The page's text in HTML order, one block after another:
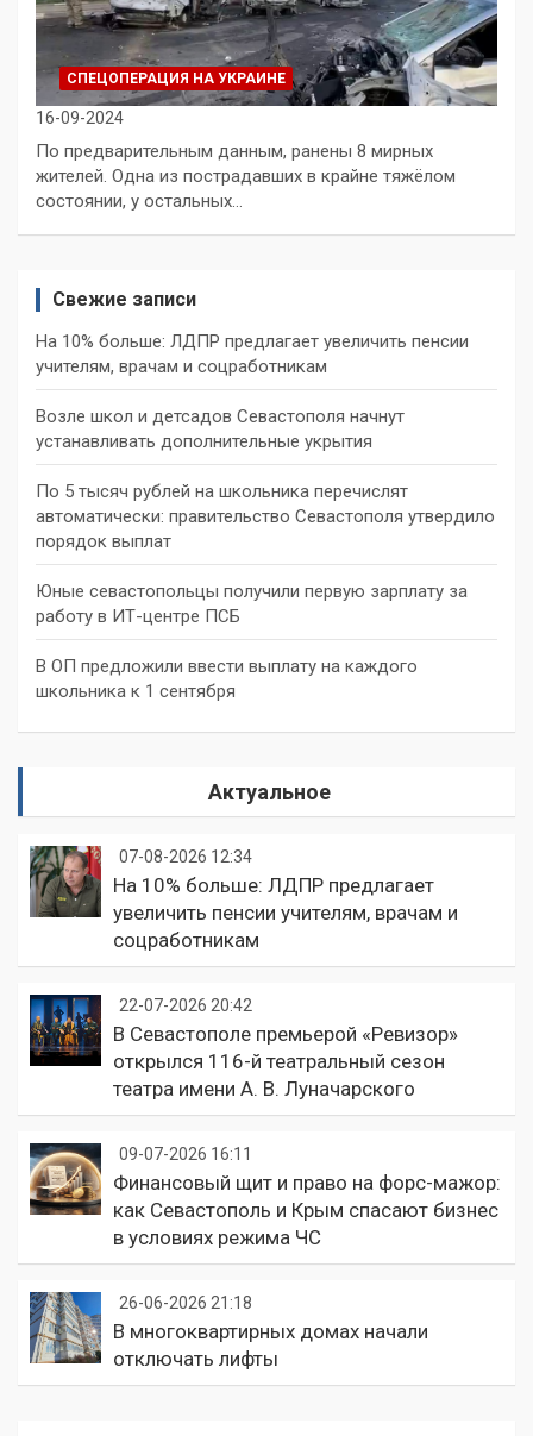
СПЕЦОПЕРАЦИЯ НА УКРАИНЕ
16-09-2024
По предварительным данным, ранены 8 мирных
жителей. Одна из пострадавших в крайне тяжёлом
состоянии, у остальных…
Свежие записи
На 10% больше: ЛДПР предлагает увеличить пенсии
учителям, врачам и соцработникам
Возле школ и детсадов Севастополя начнут
устанавливать дополнительные укрытия
По 5 тысяч рублей на школьника перечислят
автоматически: правительство Севастополя утвердило
порядок выплат
Юные севастопольцы получили первую зарплату за
работу в ИТ-центре ПСБ
В ОП предложили ввести выплату на каждого
школьника к 1 сентября
Актуальное
07-08-2026 12:34
На 10% больше: ЛДПР предлагает
увеличить пенсии учителям, врачам и
соцработникам
22-07-2026 20:42
В Севастополе премьерой «Ревизор»
открылся 116-й театральный сезон
театра имени А. В. Луначарского
09-07-2026 16:11
Финансовый щит и право на форс-мажор:
как Севастополь и Крым спасают бизнес
в условиях режима ЧС
26-06-2026 21:18
В многоквартирных домах начали
отключать лифты